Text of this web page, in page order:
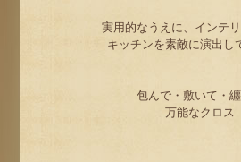
実用的なうえに、インテ
キッチンを素敵に演出し
包んで・敷いて・
万能なクロス